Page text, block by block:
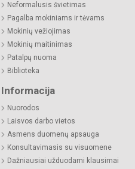
Neformalusis švietimas
Pagalba mokiniams ir tėvams
Mokinių vežiojimas
Mokinių maitinimas
Patalpų nuoma
Biblioteka
Informacija
Nuorodos
Laisvos darbo vietos
Asmens duomenų apsauga
Konsultavimasis su visuomene
Dažniausiai užduodami klausimai